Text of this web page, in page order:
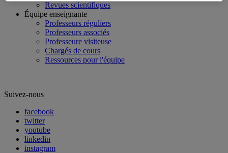
Revues scientifiques
Équipe enseignante
Professeurs réguliers
Professeurs associés
Professeure visiteuse
Chargés de cours
Ressources pour l'équipe
Suivez-nous
facebook
twitter
youtube
linkedin
instagram